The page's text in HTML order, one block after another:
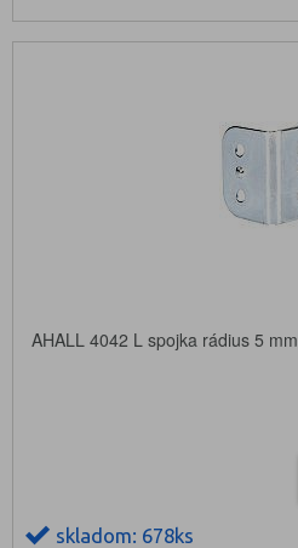
AHALL 4042 L spojka rádius 5 mm
skladom: 678ks